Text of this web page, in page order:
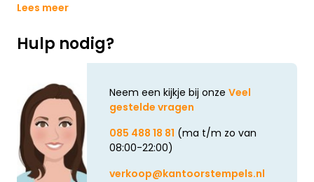
Lees meer
Hulp nodig?
Neem een kijkje bij onze Veel
gestelde vragen
085 488 18 81 (ma t/m zo van
08:00-22:00)
verkoop@kantoorstempels.nl